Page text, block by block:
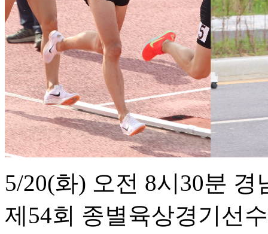
5/20(화) 오전 8시30분 경
제54회 종별육상경기선